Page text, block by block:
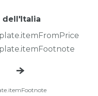
dell'Italia